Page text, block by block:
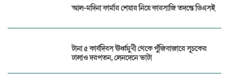
আল-মদিনা ফার্মার শেয়ার নিয়ে কারসাজি তদন্তে ডিএসই
টানা ৫ কার্যদিবস ঊর্ধ্বমুখী থেকে পুঁজিবাজারে সূচকের
ঢালাও দরপতন, লেনদেনে ভাটা